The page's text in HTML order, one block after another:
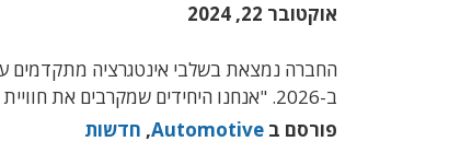
אוקטובר 22, 2024
ב-2026. "אנחנו היחידים שמקרבים את חוויית הטעינה לחוויית התדלוק"
פורסם ב Automotive
, חדשות